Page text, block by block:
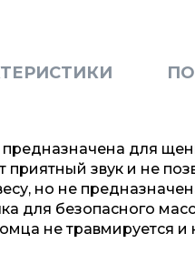
предназначена для
приятный звук и не
но не
для безопасного
не травмируется